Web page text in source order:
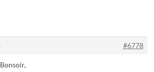
#6778
Bonsoir,